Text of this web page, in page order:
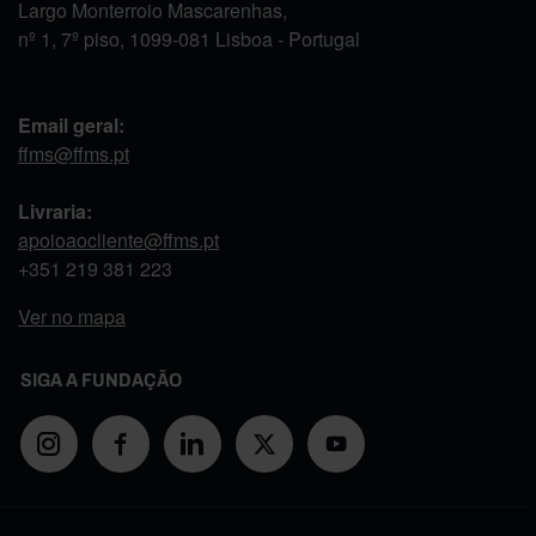
Largo Monterroio Mascarenhas,
nº 1, 7º piso, 1099-081 Lisboa - Portugal
Email geral:
ffms@ffms.pt
Livraria:
apoioaocliente@ffms.pt
+351 219 381 223
Ver no mapa
SIGA A FUNDAÇÃO